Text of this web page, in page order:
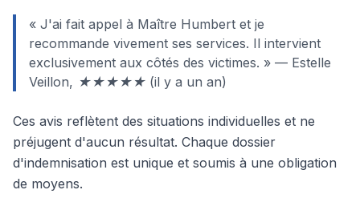
« J'ai fait appel à Maître Humbert et je
recommande vivement ses services. Il intervient
exclusivement aux côtés des victimes. » — Estelle
Veillon, ★★★★★ (il y a un an)
Ces avis reflètent des situations individuelles et ne
préjugent d'aucun résultat. Chaque dossier
d'indemnisation est unique et soumis à une obligation
de moyens.